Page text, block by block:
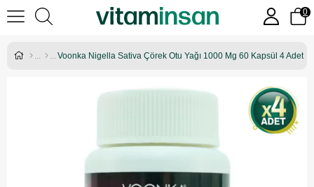
0
Voonka Nigella Sativa Çörek Otu Yağı 1000 Mg 60 Kapsül 4 Adet